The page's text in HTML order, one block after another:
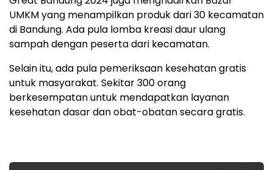
UMKM yang menampilkan produk dari 30 kecamatan
di Bandung. Ada pula lomba kreasi daur ulang
sampah dengan peserta dari kecamatan.
Selain itu, ada pula pemeriksaan kesehatan gratis
untuk masyarakat. Sekitar 300 orang
berkesempatan untuk mendapatkan layanan
kesehatan dasar dan obat-obatan secara gratis.